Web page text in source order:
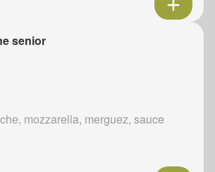
senior
mozzarella, merguez, sauce